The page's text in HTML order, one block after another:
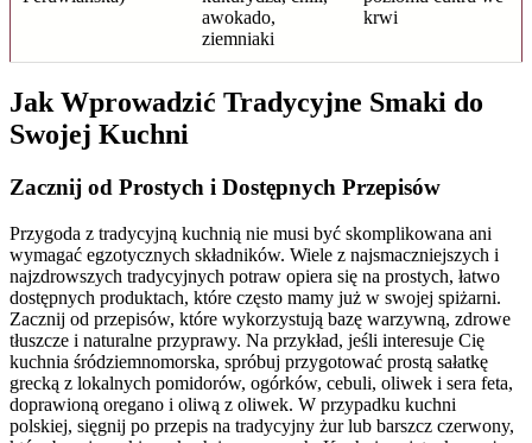
awokado,
ziemniaki
krwi
Jak Wprowadzić Tradycyjne Smaki do
Swojej Kuchni
Zacznij od Prostych i Dostępnych Przepisów
Przygoda z tradycyjną kuchnią nie musi być skomplikowana ani
wymagać egzotycznych składników. Wiele z najsmaczniejszych i
najzdrowszych tradycyjnych potraw opiera się na prostych, łatwo
dostępnych produktach, które często mamy już w swojej spiżarni.
Zacznij od przepisów, które wykorzystują bazę warzywną, zdrowe
tłuszcze i naturalne przyprawy. Na przykład, jeśli interesuje Cię
kuchnia śródziemnomorska, spróbuj przygotować prostą sałatkę
grecką z lokalnych pomidorów, ogórków, cebuli, oliwek i sera feta,
doprawioną oregano i oliwą z oliwek. W przypadku kuchni
polskiej, sięgnij po przepis na tradycyjny żur lub barszcz czerwony,